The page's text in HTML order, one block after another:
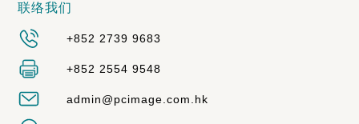
联络我们
+852 2739 9683
+852 2554 9548
admin@pcimage.com.hk